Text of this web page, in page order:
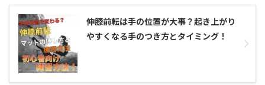
伸膝前転は手の位置が大事？起き上がり
やすくなる手のつき方とタイミング！